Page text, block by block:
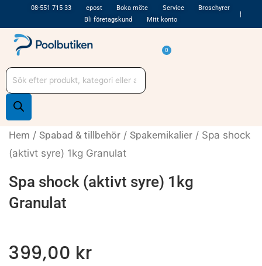
till
innehåll
08-551 715 33 epost Boka möte Service
Broschyrer
Bli företagskund
Mitt konto
0
Varukorg
Produktsökning
Hem / Spabad & tillbehör / Spakemikalier / Spa shock
(aktivt syre) 1kg Granulat
Spa shock (aktivt syre) 1kg
Granulat
399,00 kr